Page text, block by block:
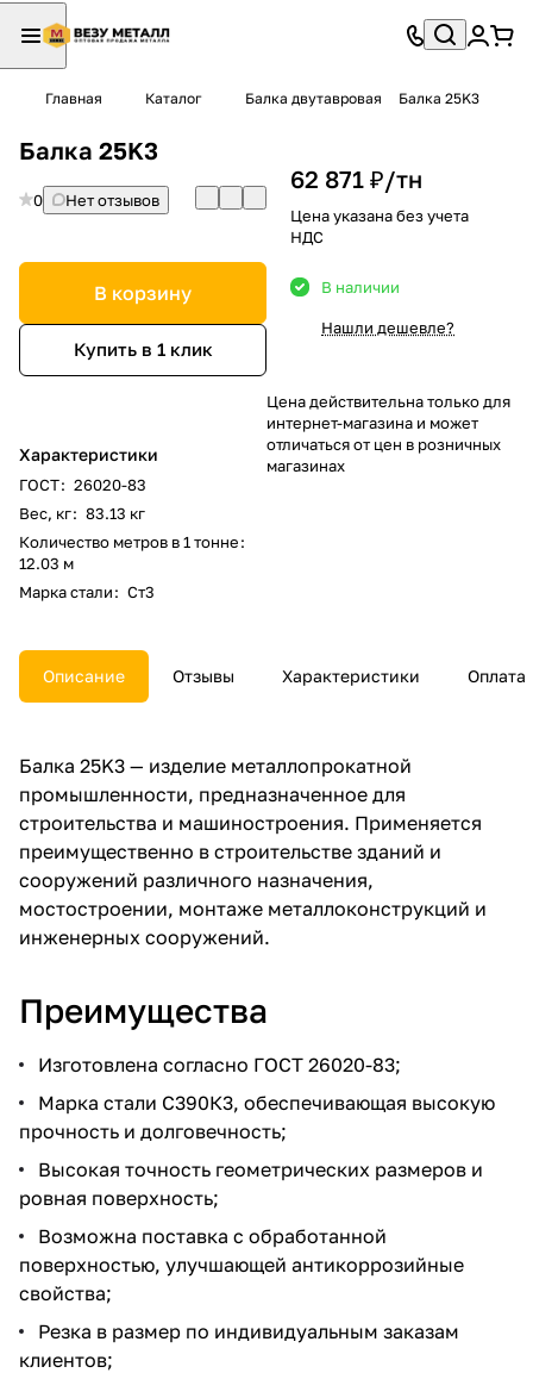
Главная Каталог Балка двутавровая Балка 25K3
Балка 25K3
0 Нет отзывов
В корзину
Купить в 1 клик
Характеристики
ГОСТ: 26020-83
Вес, кг: 83.13 кг
Количество метров в 1 тонне:
12.03 м
Марка стали: Ст3
62 871 ₽/тн
Цена указана без учета
НДС
В наличии
Нашли дешевле?
Цена действительна только для
интернет-магазина и может
отличаться от цен в розничных
магазинах
Описание Отзывы Характеристики Оплата
Балка 25K3 — изделие металлопрокатной
промышленности, предназначенное для
строительства и машиностроения. Применяется
преимущественно в строительстве зданий и
сооружений различного назначения,
мостостроении, монтаже металлоконструкций и
инженерных сооружений.
Преимущества
Изготовлена согласно ГОСТ 26020-83;
Марка стали С390К3, обеспечивающая высокую
прочность и долговечность;
Высокая точность геометрических размеров и
ровная поверхность;
Возможна поставка с обработанной
поверхностью, улучшающей антикоррозийные
свойства;
Резка в размер по индивидуальным заказам
клиентов;